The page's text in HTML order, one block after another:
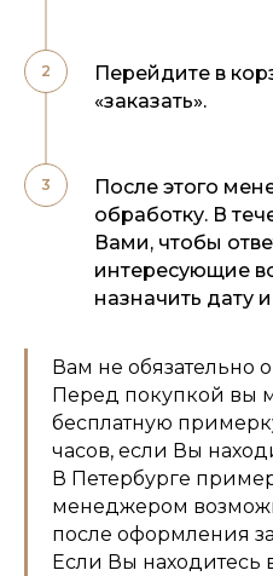
Перейдите в
«заказать».
После этого
обработку. В
Вами, чтобы
интересующие
назначить дату
Вам не обязательно
Перед покупкой вы
бесплатную
часов, если Вы
В Петербурге
менеджером
после оформления
Если Вы находитесь